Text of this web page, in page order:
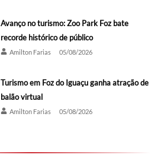
Avanço no turismo: Zoo Park Foz bate
recorde histórico de público
Amilton Farias 05/08/2026
Turismo em Foz do Iguaçu ganha atração de
balão virtual
Amilton Farias 05/08/2026